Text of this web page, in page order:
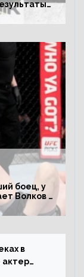
боец, у
Волков –
в
актер